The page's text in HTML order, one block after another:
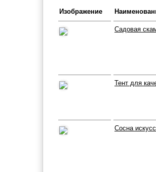
Изображение
Садовая
Тент для
Сосна